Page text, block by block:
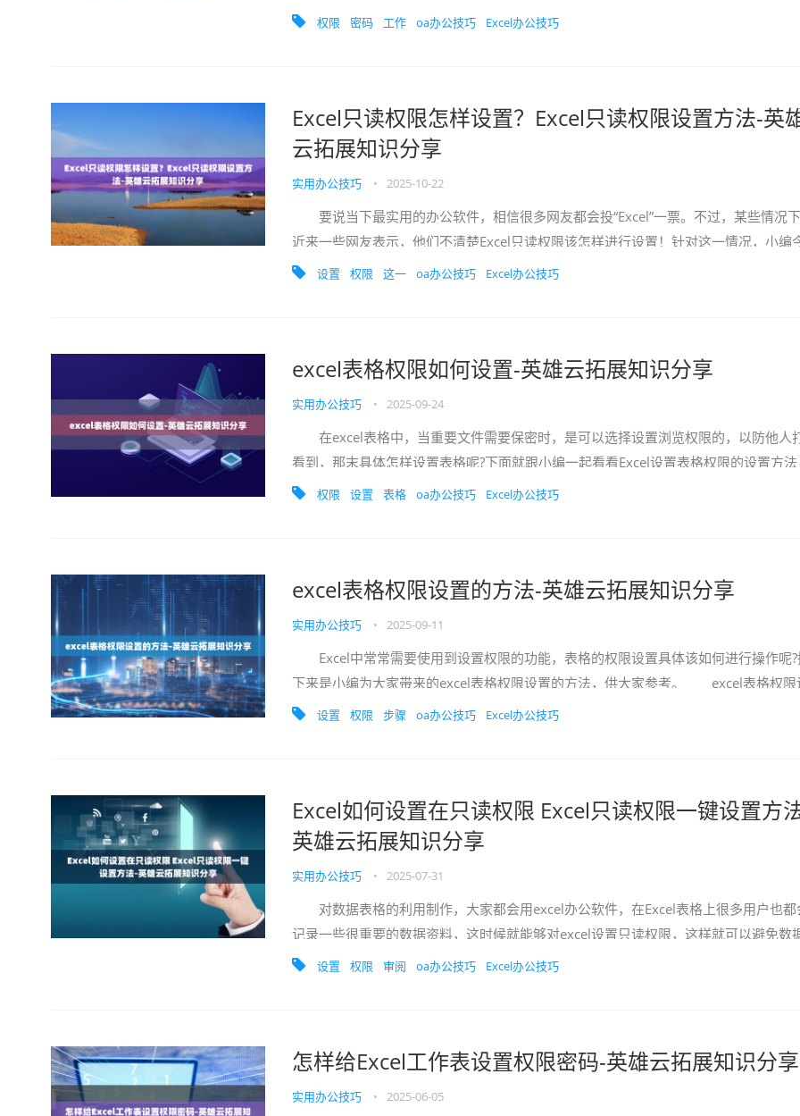
拉选项“常规...
权限 密码 工作 oa办公技巧 Excel办公技巧
Excel只读权限怎样设置？Excel只读权限设置方法-英
云拓展知识分享
实用办公技巧 • 2025-10-22
要说当下最实用的办公软件，相信很多网友都会投“Excel”一票。不过，某些情况下
近来一些网友表示，他们不清楚Excel只读权限该怎样进行设置！针对这一情况，小编
为大家...
设置 权限 这一 oa办公技巧 Excel办公技巧
excel表格权限如何设置-英雄云拓展知识分享
实用办公技巧 • 2025-09-24
在excel表格中，当重要文件需要保密时，是可以选择设置浏览权限的，以防他人
看到，那末具体怎样设置表格呢?下面就跟小编一起看看Excel设置表格权限的设置方法
不懂的朋友会请多多学习Excel...
权限 设置 表格 oa办公技巧 Excel办公技巧
excel表格权限设置的方法-英雄云拓展知识分享
实用办公技巧 • 2025-09-11
Excel中常常需要使用到设置权限的功能，表格的权限设置具体该如何进行操作呢?
下来是小编为大家带来的excel表格权限设置的方法，供大家参考。 excel表格权限
置的方法： 权限设置步骤1...
设置 权限 步骤 oa办公技巧 Excel办公技巧
Excel如何设置在只读权限 Excel只读权限一键设置方
英雄云拓展知识分享
实用办公技巧 • 2025-07-31
对数据表格的利用制作，大家都会用excel办公软件，在Excel表格上很多用户也都
记录一些很重要的数据资料，这时候就能够对excel设置只读权限，这样就可以避免数
漏，但是这个只读权限要怎样设...
设置 权限 审阅 oa办公技巧 Excel办公技巧
怎样给Excel工作表设置权限密码-英雄云拓展知识分享
实用办公技巧 • 2025-06-05